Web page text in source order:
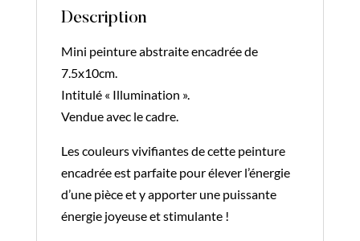
:
Description
Mini peinture abstraite encadrée de
7.5x10cm.
Intitulé « Illumination ».
Vendue avec le cadre.
Les couleurs vivifiantes de cette peinture
encadrée est parfaite pour élever l’énergie
d’une pièce et y apporter une puissante
énergie joyeuse et stimulante !